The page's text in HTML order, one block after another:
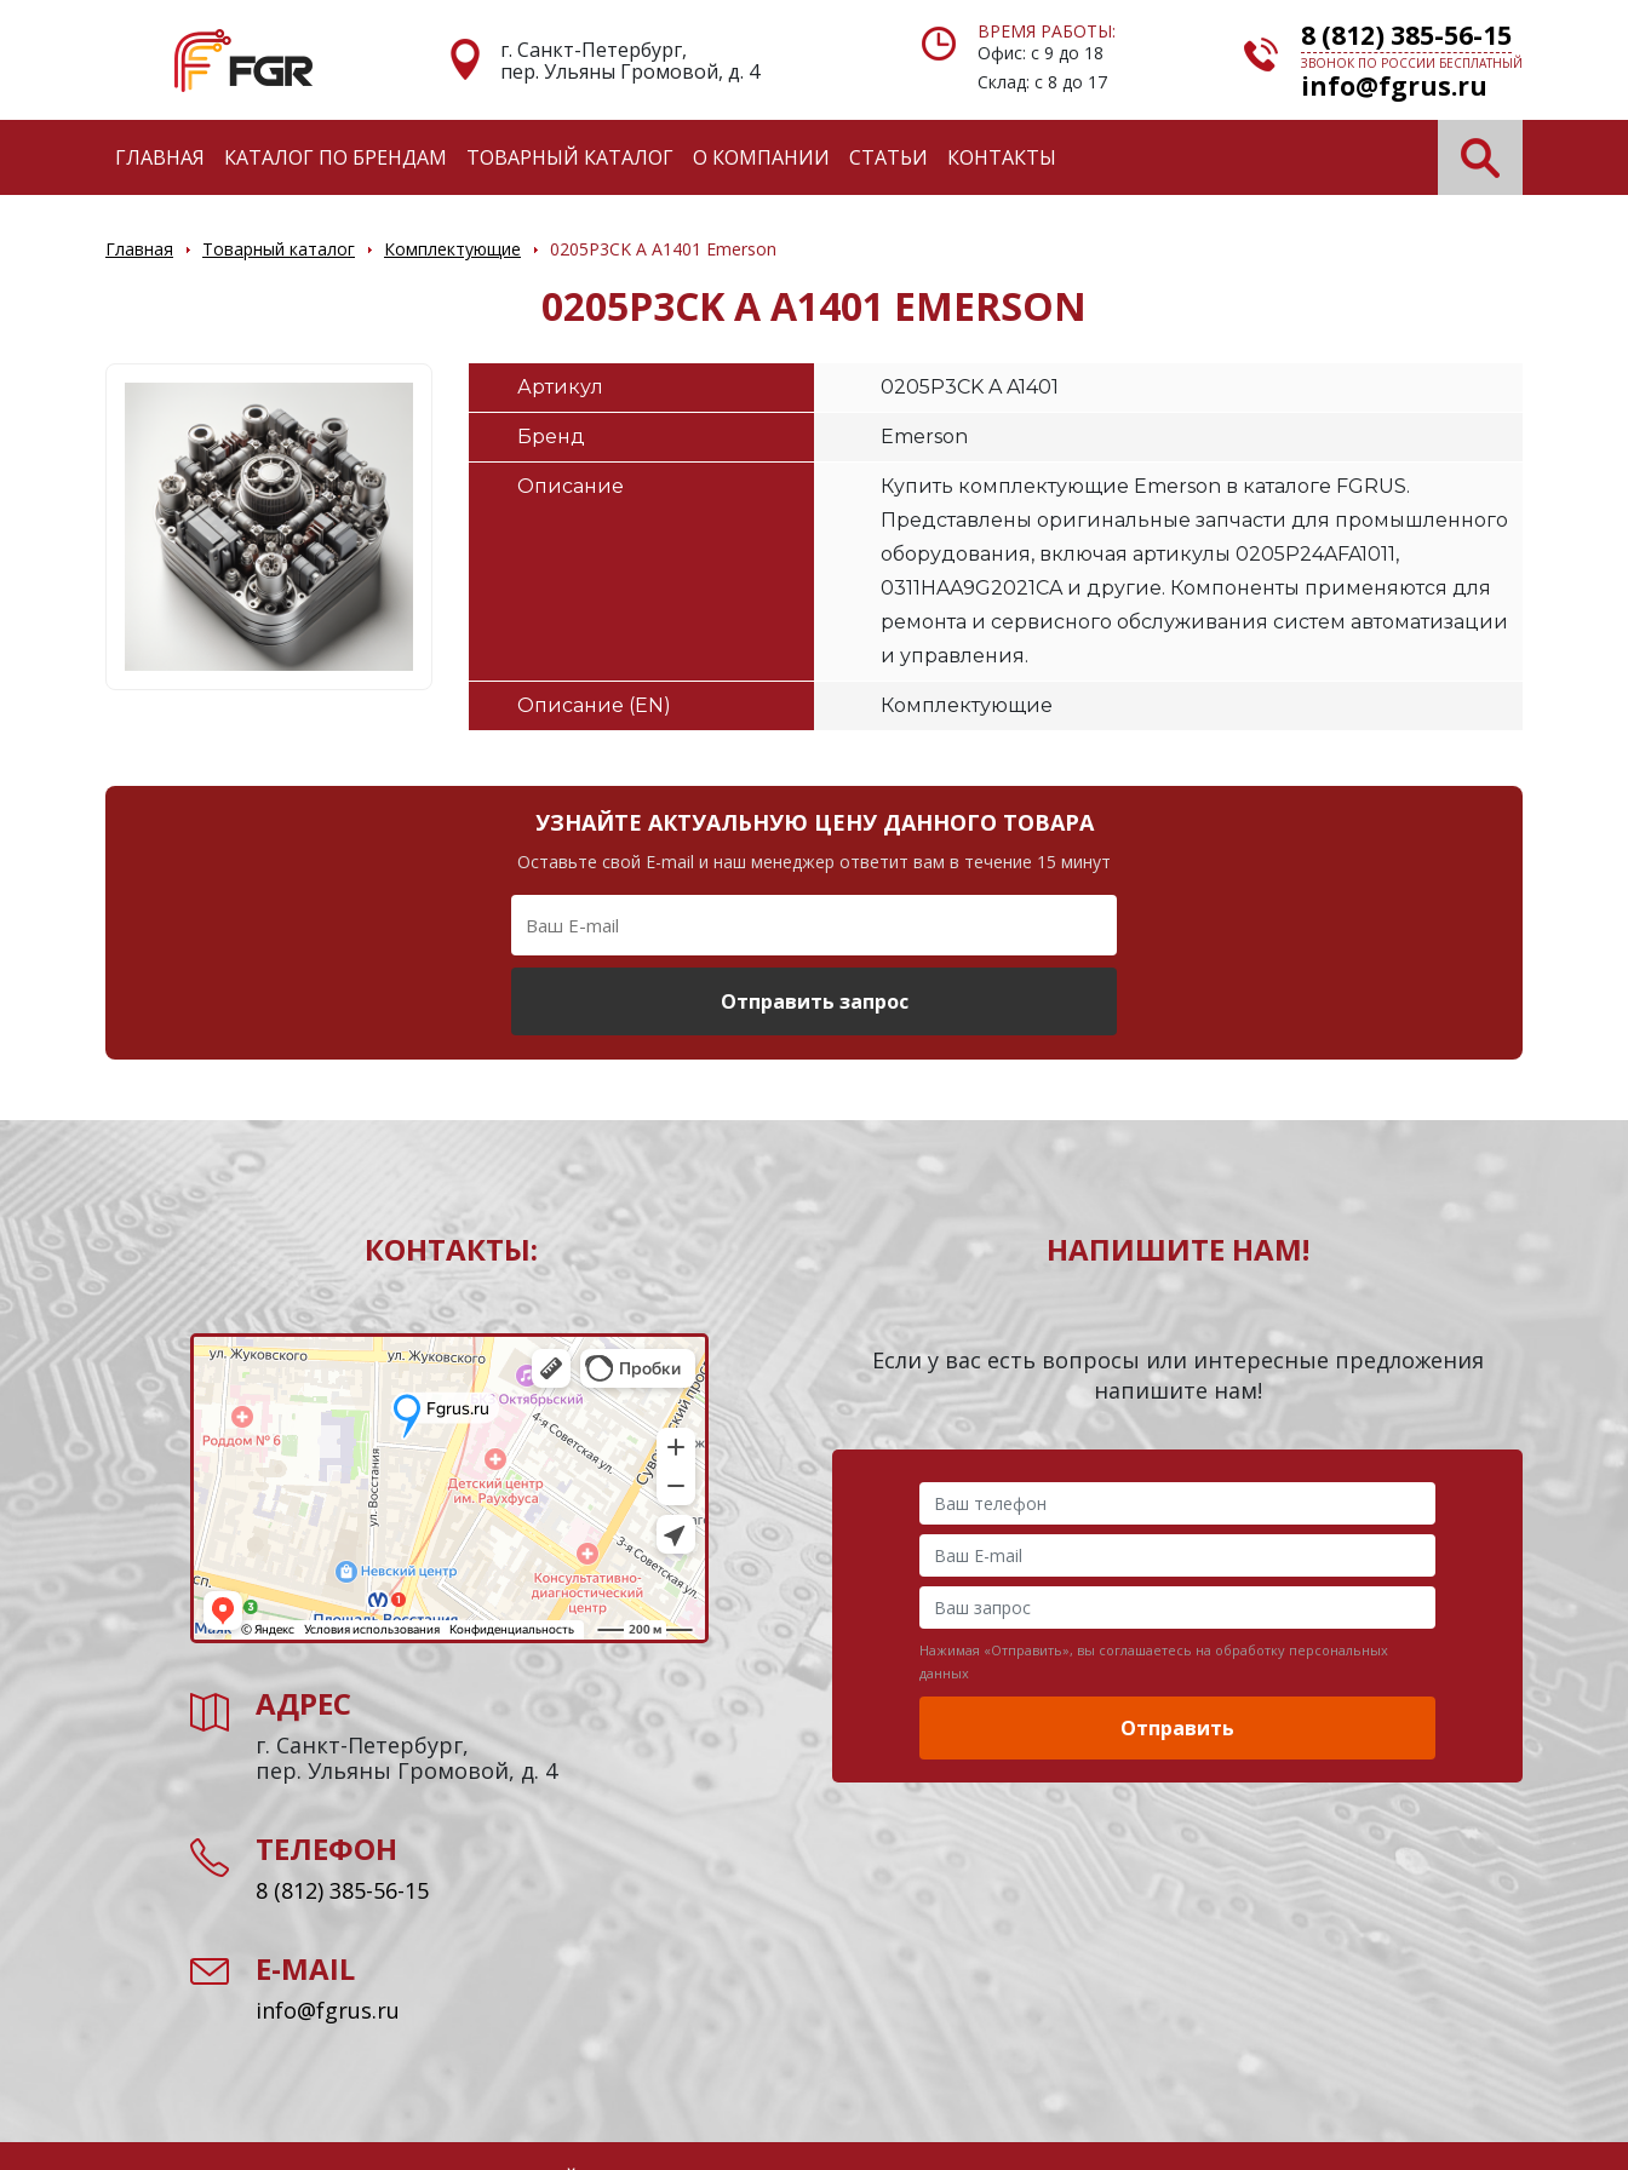
г. Санкт-Петербург,
пер. Ульяны Громовой, д. 4
ВРЕМЯ РАБОТЫ:
Офис: с 9 до 18
Склад: с 8 до 17
8 (812) 385-56-15
ЗВОНОК ПО РОССИИ БЕСПЛАТНЫЙ
info@fgrus.ru
ГЛАВНАЯ КАТАЛОГ ПО БРЕНДАМ ТОВАРНЫЙ КАТАЛОГ О КОМПАНИИ СТАТЬИ КОНТАКТЫ
Главная Товарный каталог Комплектующие 0205P3CK A A1401 Emerson
0205P3CK A A1401 EMERSON
Артикул 0205P3CK A A1401
Бренд Emerson
Описание
Купить комплектующие Emerson в каталоге FGRUS.
Представлены оригинальные запчасти для промышленного
оборудования, включая артикулы 0205P24AFA1011,
0311HAA9G2021CA и другие. Компоненты применяются для
ремонта и сервисного обслуживания систем автоматизации
и управления.
Описание (EN) Комплектующие
УЗНАЙТЕ АКТУАЛЬНУЮ ЦЕНУ ДАННОГО ТОВАРА
Оставьте свой E-mail и наш менеджер ответит вам в течение 15 минут
Отправить запрос
КОНТАКТЫ:
АДРЕС
г. Санкт-Петербург,
пер. Ульяны Громовой, д. 4
ТЕЛЕФОН
8 (812) 385-56-15
E-MAIL
info@fgrus.ru
НАПИШИТЕ НАМ!
Если у вас есть вопросы или интересные предложения
напишите нам!
Нажимая «Отправить», вы соглашаетесь на обработку персональных
данных
Отправить